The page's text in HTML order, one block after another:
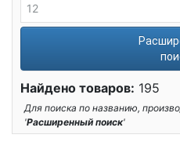
Найдено товаров: 195
Для поиска по названию,
'Расширенный поиск'